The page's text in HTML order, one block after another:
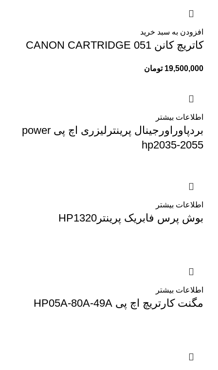
افزودن به سبد خرید
کاتریچ کانن CANON CARTRIDGE 051
19,500,000 تومان
اطلاعات بیشتر
بردپاوراورجینال پرینترلیزری اچ پی power
hp2035-2055
اطلاعات بیشتر
بوش پرس فابریک پرینترHP1320
اطلاعات بیشتر
مگنت کارتریچ اچ پی HP05A-80A-49A